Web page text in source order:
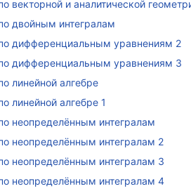
векторной и аналитической
двойным интегралам
дифференциальным уравнениям 2
дифференциальным уравнениям 3
линейной алгебре
линейной алгебре 1
неопределённым интегралам
неопределённым интегралам 2
неопределённым интегралам 3
неопределённым интегралам 4